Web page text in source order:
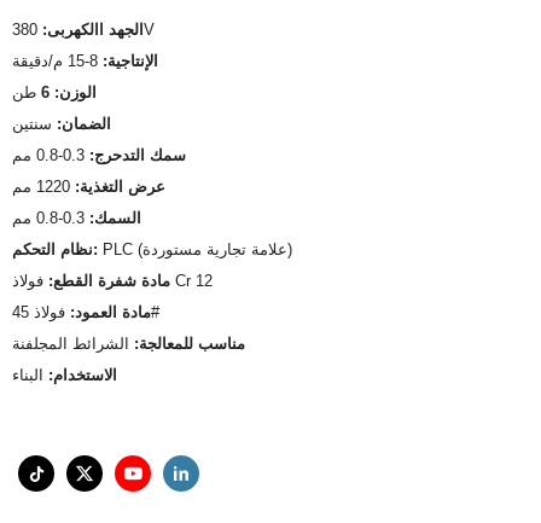
الجهد االكهربى: 380V
الإنتاجية:
الوزن: 6
طن
الضمان: سنتين
سمك التدحرج:
عرض التغذية:
السمك:
نظام التحكم:
PLC (علامة تجارية مستوردة)
مادة شفرة القطع: فولاذ Cr 12
مادة العمود:فولاذ 45#
مناسب للمعالجة: الشرائط المجلفنة
الاستخدام: البناء